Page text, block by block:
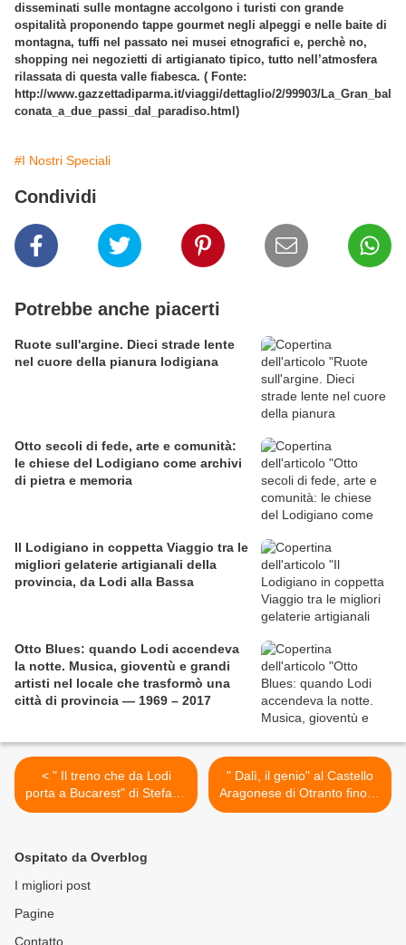
disseminati sulle montagne accolgono i turisti con grande
ospitalità proponendo tappe gourmet negli alpeggi e nelle baite di
montagna, tuffi nel passato nei musei etnografici e, perchè no,
shopping nei negozietti di artigianato tipico, tutto nell’atmosfera
rilassata di questa valle fiabesca. ( Fonte:
http://www.gazzettadiparma.it/viaggi/dettaglio/2/99903/La_Gran_bal
conata_a_due_passi_dal_paradiso.html)
#I Nostri Speciali
Condividi
Potrebbe anche piacerti
Ruote sull'argine. Dieci strade lente
nel cuore della pianura lodigiana
Otto secoli di fede, arte e comunità:
le chiese del Lodigiano come archivi
di pietra e memoria
Il Lodigiano in coppetta Viaggio tra le
migliori gelaterie artigianali della
provincia, da Lodi alla Bassa
Otto Blues: quando Lodi accendeva
la notte. Musica, gioventù e grandi
artisti nel locale che trasformò una
città di provincia — 1969 – 2017
< " Il treno che da Lodi
porta a Bucarest" di Stefano
Rotta
" Dalì, il genio" al Castello
Aragonese di Otranto fino al
25 Settembre >
Ospitato da Overblog
I migliori post
Pagine
Contatto